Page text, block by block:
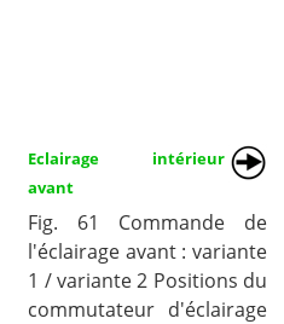
Eclairage intérieur
avant
Fig. 61 Commande de
l'éclairage avant : variante
1 / variante 2 Positions du
commutateur d'éclairage